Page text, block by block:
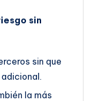
sin
sin que
la más